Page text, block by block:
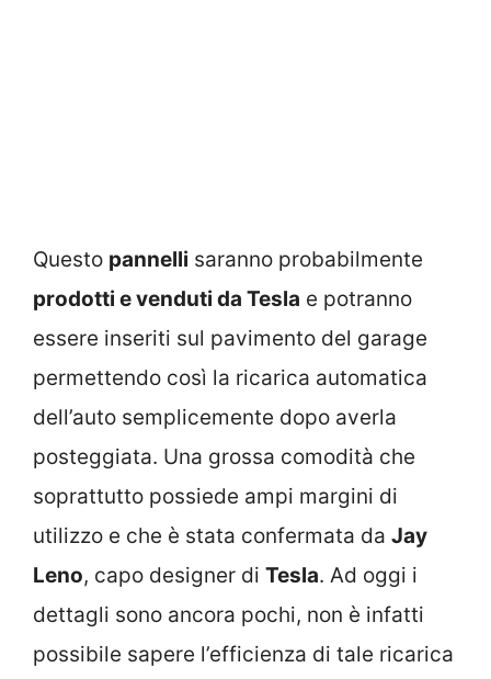
Questo pannelli saranno probabilmente
prodotti e venduti da Tesla e potranno
essere inseriti sul pavimento del garage
permettendo così la ricarica automatica
dell’auto semplicemente dopo averla
posteggiata. Una grossa comodità che
soprattutto possiede ampi margini di
utilizzo e che è stata confermata da Jay
Leno, capo designer di Tesla. Ad oggi i
dettagli sono ancora pochi, non è infatti
possibile sapere l’efficienza di tale ricarica